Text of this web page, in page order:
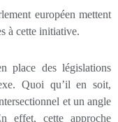
européen mettent
à cette initiative.
place des législations
Quoi qu’il en soit,
et un angle
effet, cette approche